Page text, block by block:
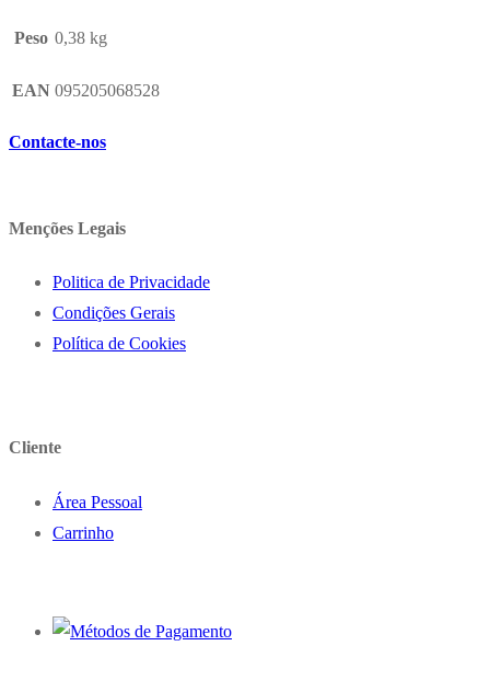
Peso 0,38 kg
EAN 095205068528
Contacte-nos
Menções Legais
Politica de Privacidade
Condições Gerais
Política de Cookies
Cliente
Área Pessoal
Carrinho